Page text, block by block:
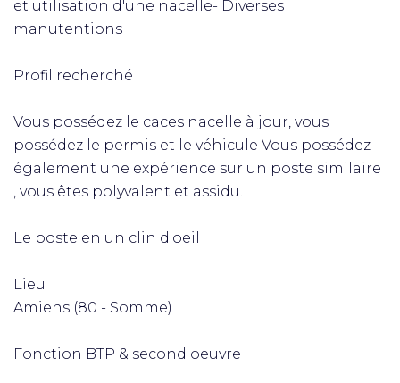
et utilisation d'une nacelle- Diverses
manutentions
Profil recherché
Vous possédez le caces nacelle à jour, vous
possédez le permis et le véhicule Vous possédez
également une expérience sur un poste similaire
, vous êtes polyvalent et assidu.
Le poste en un clin d'oeil
Lieu
Amiens (80 - Somme)
Fonction BTP & second oeuvre